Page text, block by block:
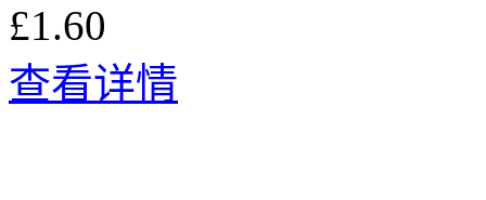
£1.60
查看详情